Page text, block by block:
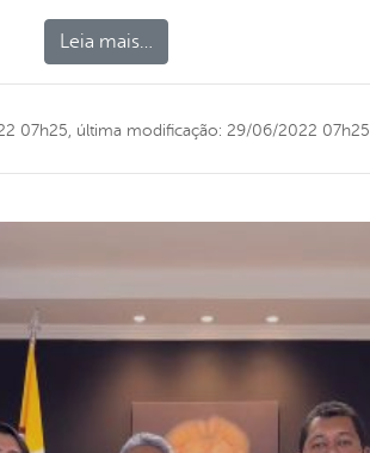
Leia mais…
07h25, última modificação: 29/06/2022 07h25